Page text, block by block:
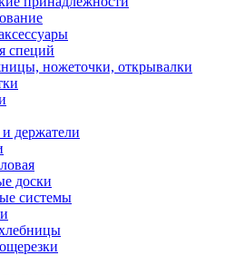
специй
ножеточки, открывалки
держатели
доски
системы